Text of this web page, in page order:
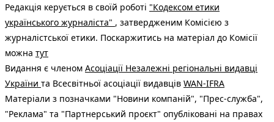
Редакція керується в своїй роботі "Кодексом етики
українського журналіста" , затвердженим Комісією з
журналістської етики. Поскаржитись на матеріал до Комісії
можна тут
Видання є членом Асоціації Незалежні регіональні видавці
України та Всесвітньої асоціації видавців WAN-IFRA
Матеріали з позначками "Новини компаній", "Прес-служба",
"Реклама" та "Партнерський проєкт" опубліковані на правах